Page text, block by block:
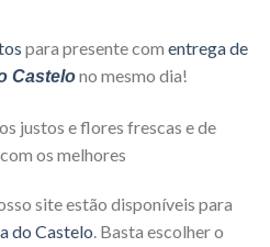
para presente com entrega de
Castelono mesmo dia!
justos e flores frescas e de
os melhores
site estão disponíveis para
do Castelo. Basta escolher o